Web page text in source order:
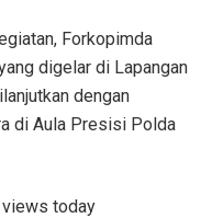
Forkopimda
digelar di Lapangan
dengan
di Aula Presisi Polda
views today